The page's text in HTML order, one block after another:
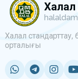
Халал стандарттау,
орталығы